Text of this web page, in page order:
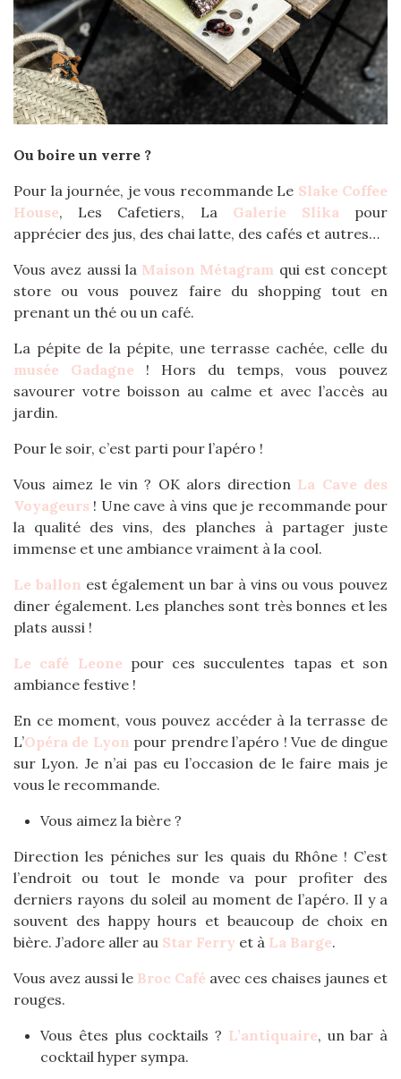
Ou boire un verre ?
Pour la journée, je vous recommande Le Slake Coffee
House, Les Cafetiers, La Galerie Slika pour
apprécier des jus, des chai latte, des cafés et autres…
Vous avez aussi la Maison Métagram qui est concept
store ou vous pouvez faire du shopping tout en
prenant un thé ou un café.
La pépite de la pépite, une terrasse cachée, celle du
musée Gadagne ! Hors du temps, vous pouvez
savourer votre boisson au calme et avec l’accès au
jardin.
Pour le soir, c’est parti pour l’apéro !
Vous aimez le vin ? OK alors direction La Cave des
Voyageurs ! Une cave à vins que je recommande pour
la qualité des vins, des planches à partager juste
immense et une ambiance vraiment à la cool.
Le ballon est également un bar à vins ou vous pouvez
diner également. Les planches sont très bonnes et les
plats aussi !
Le café Leone pour ces succulentes tapas et son
ambiance festive !
En ce moment, vous pouvez accéder à la terrasse de
L’Opéra de Lyon pour prendre l’apéro ! Vue de dingue
sur Lyon. Je n’ai pas eu l’occasion de le faire mais je
vous le recommande.
Vous aimez la bière ?
Direction les péniches sur les quais du Rhône ! C’est
l’endroit ou tout le monde va pour profiter des
derniers rayons du soleil au moment de l’apéro. Il y a
souvent des happy hours et beaucoup de choix en
bière. J’adore aller au Star Ferry et à La Barge.
Vous avez aussi le Broc Café avec ces chaises jaunes et
rouges.
Vous êtes plus cocktails ? L’antiquaire, un bar à
cocktail hyper sympa.